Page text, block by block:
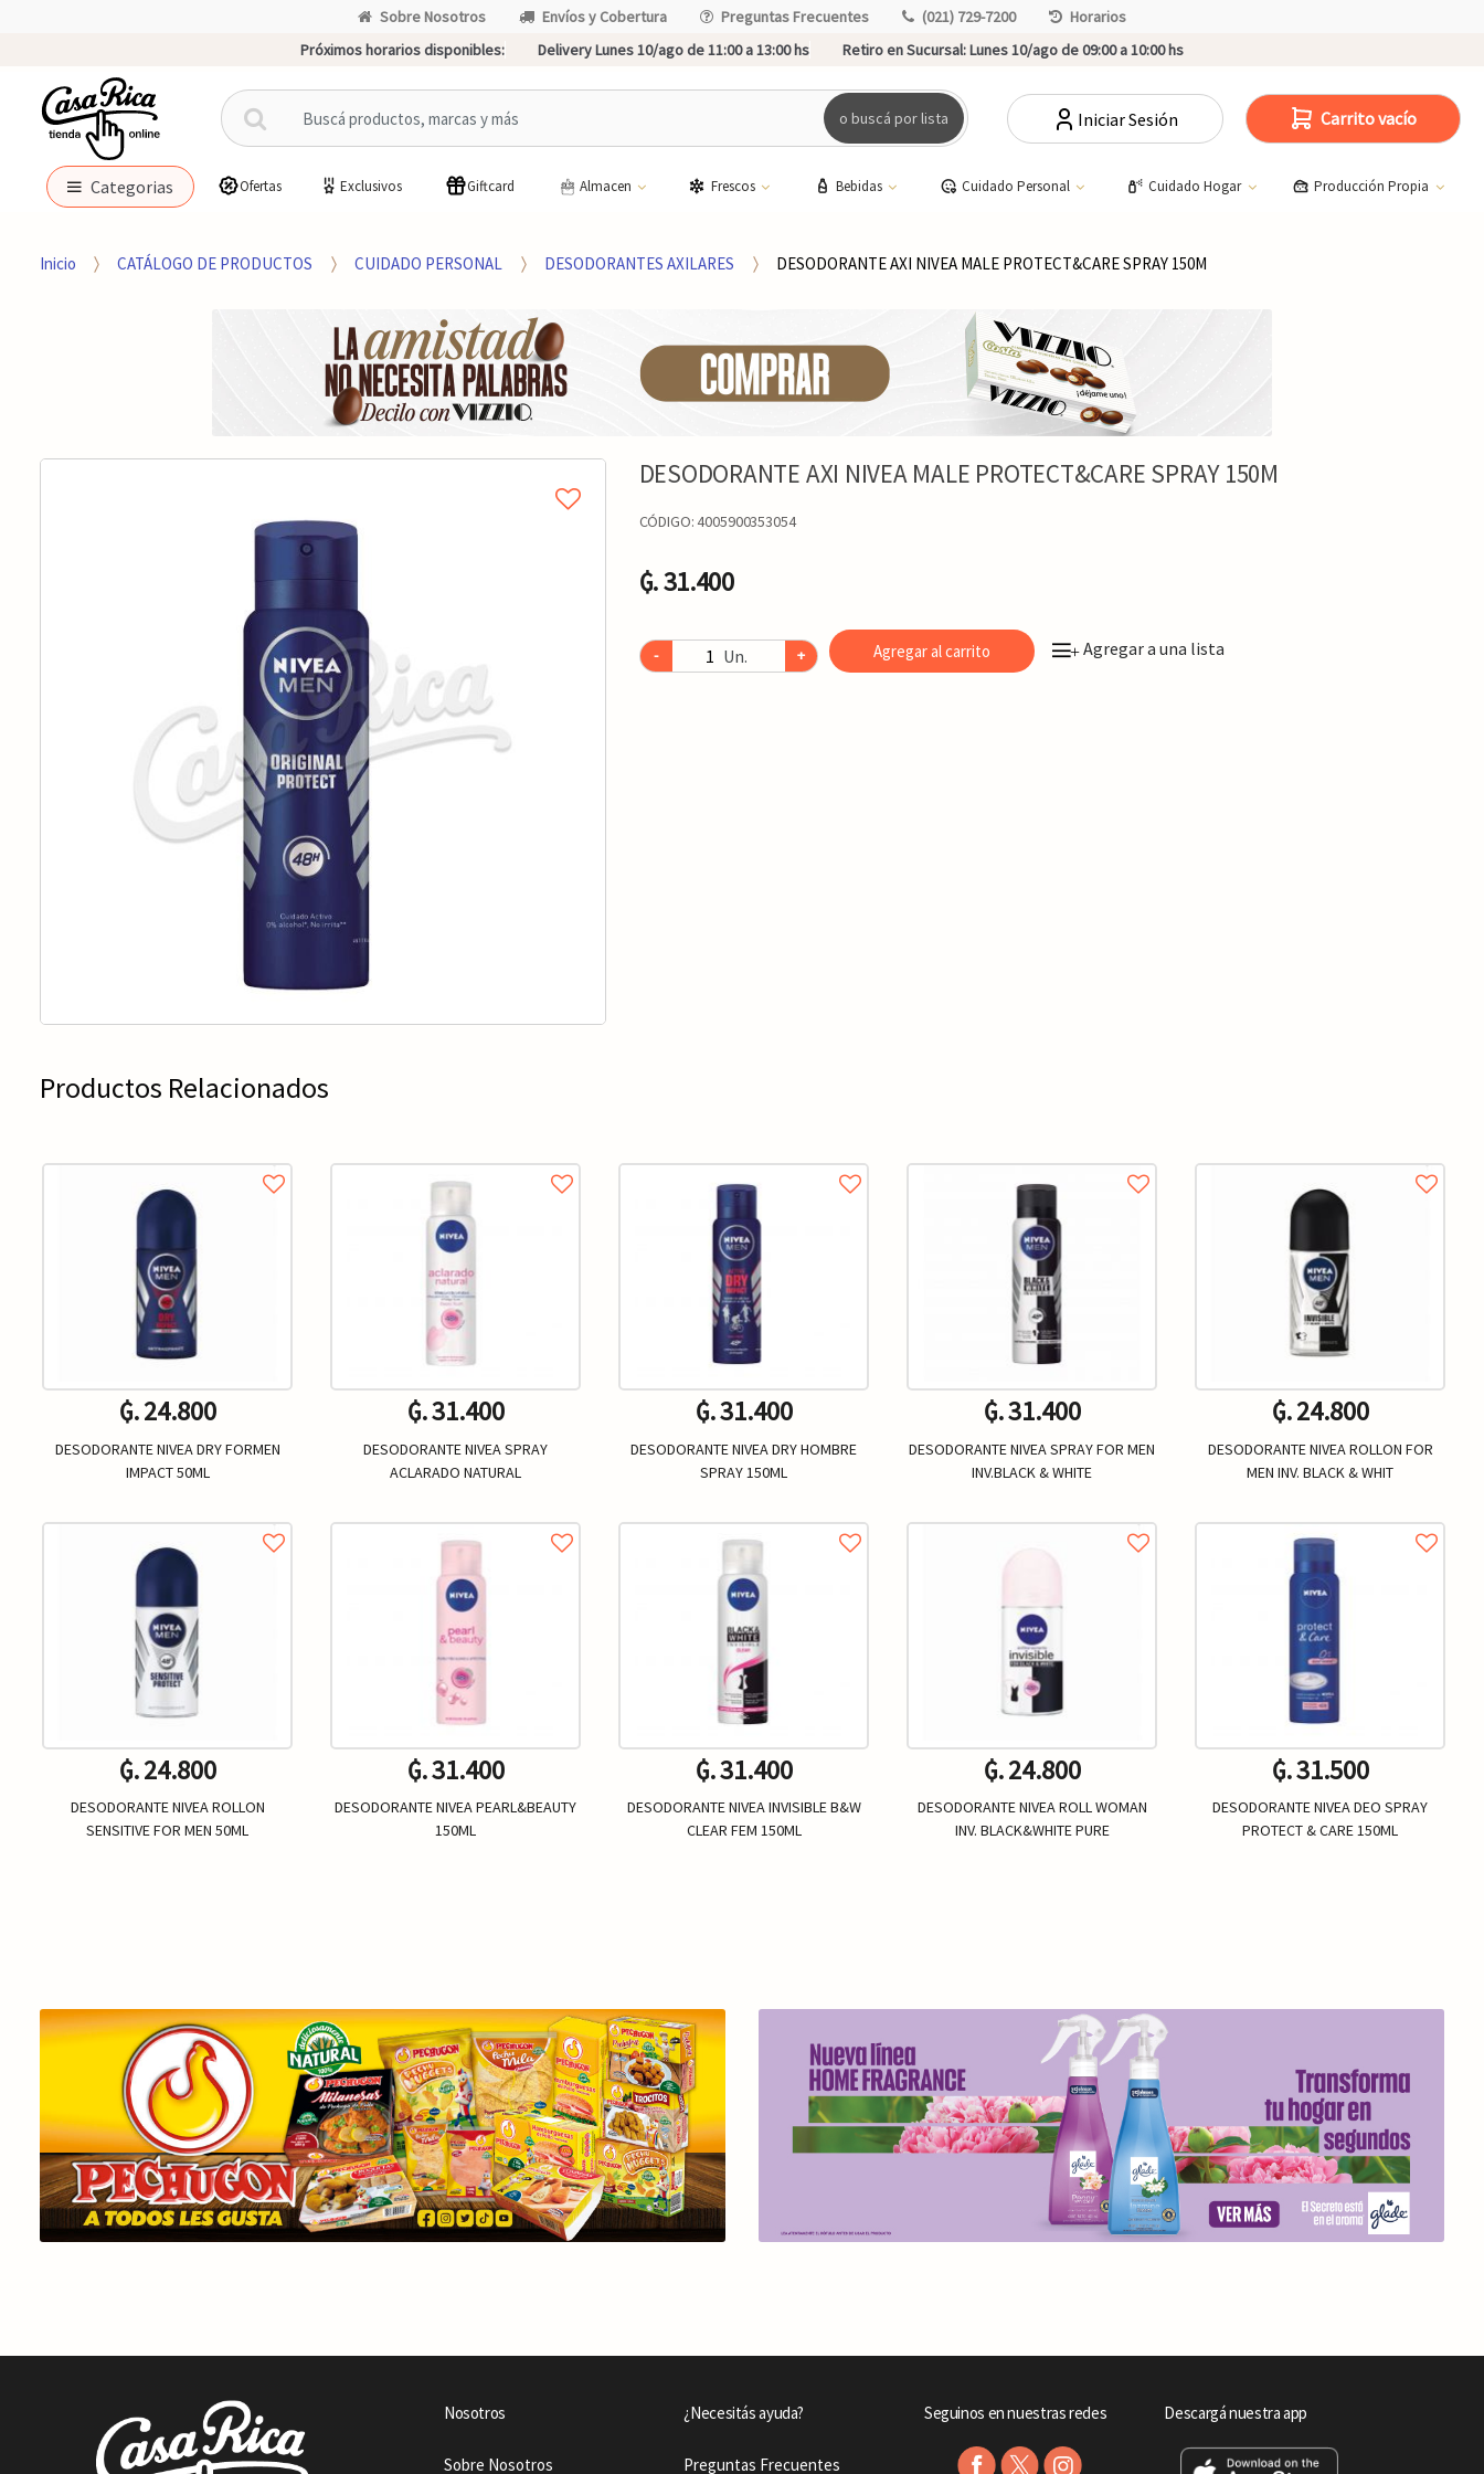
Sobre Nosotros Envíos y Cobertura Preguntas Frecuentes (021) 729-7200
Horarios
Próximos horarios disponibles:
Delivery Lunes 10/ago de 11:00 a 13:00 hs Retiro en Sucursal:Lunes 10/ago de 09:00 a 10:00 hs
B
u
c
p
o buscá por lista Iniciar Sesión Carrito vacío
Categorias Ofertas Exclusivos Giftcard Almacen Frescos Bebidas Cuidado Personal Cuidado Hogar Producción Propia
Inicio CATÁLOGO DE PRODUCTOS CUIDADO PERSONAL DESODORANTES AXILARES DESODORANTE AXI NIVEA MALE PROTECT&CARE SPRAY 150M
DESODORANTE AXI NIVEA MALE PROTECT&CARE SPRAY 150M
CÓDIGO:4005900353054
₲. 31.400
- Un. + Agregar al carrito +Agregar a una lista
Productos Relacionados
₲. 24.800
DESODORANTE NIVEA DRY FORMEN
IMPACT 50ML
₲. 24.800
DESODORANTE NIVEA ROLLON
SENSITIVE FOR MEN 50ML
₲. 31.400
DESODORANTE NIVEA SPRAY
ACLARADO NATURAL
₲. 31.400
DESODORANTE NIVEA PEARL&BEAUTY
150ML
₲. 31.400
DESODORANTE NIVEA DRY HOMBRE
SPRAY 150ML
₲. 31.400
DESODORANTE NIVEA INVISIBLE B&W
CLEAR FEM 150ML
₲. 31.400
DESODORANTE NIVEA SPRAY FOR MEN
INV.BLACK & WHITE
₲. 24.800
DESODORANTE NIVEA ROLL WOMAN
INV. BLACK&WHITE PURE
₲. 24.800
DESODORANTE NIVEA ROLLON FOR
MEN INV. BLACK & WHIT
₲. 31.500
DESODORANTE NIVEA DEO SPRAY
PROTECT & CARE 150ML
Nosotros
Sobre Nosotros
¿Necesitás ayuda?
Preguntas Frecuentes
Seguinos en nuestras redes Descargá nuestra app